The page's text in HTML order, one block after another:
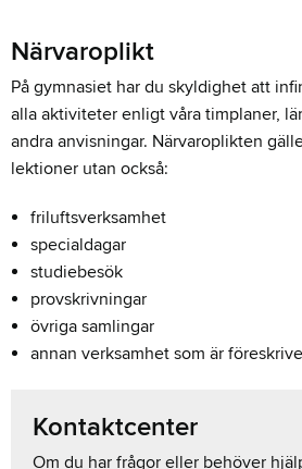
Närvaroplikt
På gymnasiet har du skyldighet att
alla aktiviteter enligt våra timplaner,
andra anvisningar. Närvaroplikten
lektioner utan också:
friluftsverksamhet
specialdagar
studiebesök
provskrivningar
övriga samlingar
annan verksamhet som är
Kontaktcenter
Om du har frågor eller behöver